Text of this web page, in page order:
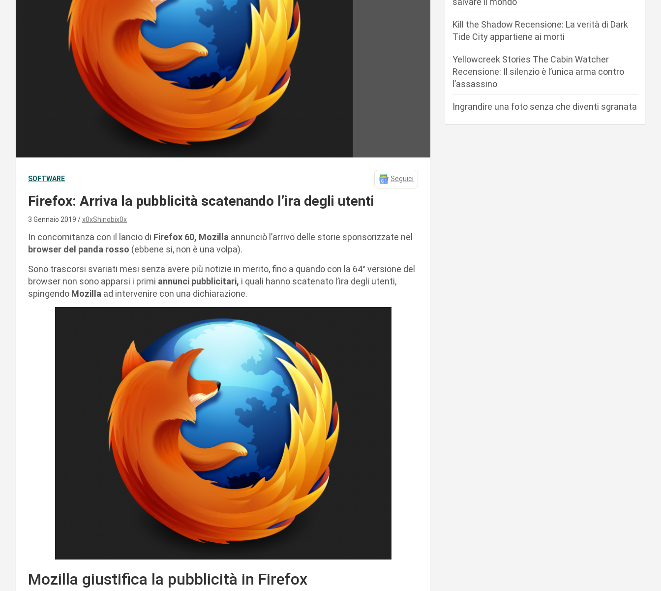
SOFTWARE Seguici
Firefox: Arriva la pubblicità scatenando l’ira degli utenti
3 Gennaio 2019 x0xShinobix0x
In concomitanza con il lancio di Firefox 60, Mozilla annunciò l’arrivo delle storie sponsorizzate nel
browser del panda rosso (ebbene si, non è una volpa).
Sono trascorsi svariati mesi senza avere più notizie in merito, fino a quando con la 64° versione del
browser non sono apparsi i primi annunci pubblicitari, i quali hanno scatenato l’ira degli utenti,
spingendo Mozilla ad intervenire con una dichiarazione.
Mozilla giustifica la pubblicità in Firefox
Kill the Shadow Recensione: La verità di Dark
Tide City appartiene ai morti
Yellowcreek Stories The Cabin Watcher
Recensione: Il silenzio è l’unica arma contro
l’assassino
Ingrandire una foto senza che diventi sgranata